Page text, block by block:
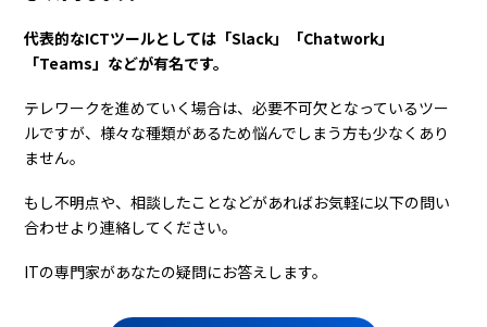
代表的なICTツールとしては「Slack」「Chatwork」
「Teams」などが有名です。
テレワークを進めていく場合は、必要不可欠となっているツー
ルですが、様々な種類があるため悩んでしまう方も少なくあり
ません。
もし不明点や、相談したことなどがあればお気軽に以下の問い
合わせより連絡してください。
ITの専門家があなたの疑問にお答えします。